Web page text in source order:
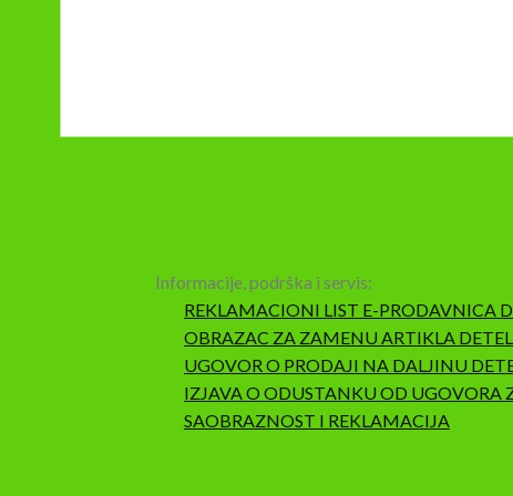
Informacije, podrška i servis:
REKLAMACIONI LIST E-PRODAVNICA
OBRAZAC ZA ZAMENU ARTIKLA
UGOVOR O PRODAJI NA DALJINU
IZJAVA O ODUSTANKU OD UGOVORA
SAOBRAZNOST I REKLAMACIJA